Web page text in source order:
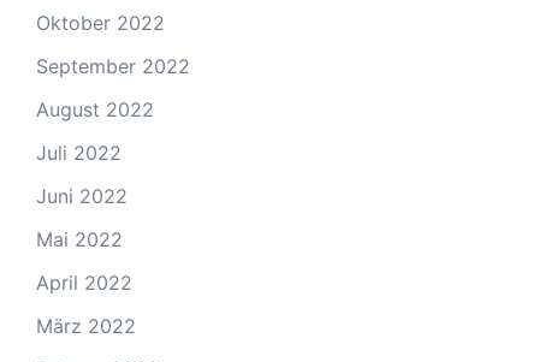
Oktober 2022
September 2022
August 2022
Juli 2022
Juni 2022
Mai 2022
April 2022
März 2022